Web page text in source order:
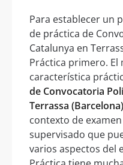
Para establecer un
de práctica de
Catalunya en
Práctica primero. El
característica
de Convocatoria
Terrassa (Barcelona)
contexto de
supervisado que
varios aspectos del